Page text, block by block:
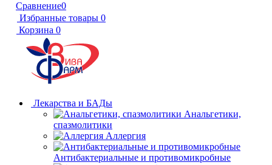
Сравнение0
Избранные товары 0
Корзина 0
Лекарства и БАДы
Анальгетики,
спазмолитики
Аллергия
Антибактериальные и противомикробные